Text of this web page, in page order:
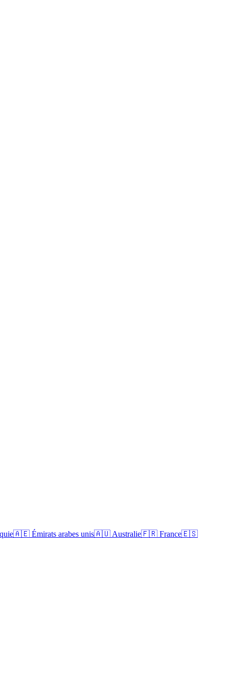
🇦🇪 Émirats arabes unis🇦🇺 Australie🇫🇷 France🇪🇸